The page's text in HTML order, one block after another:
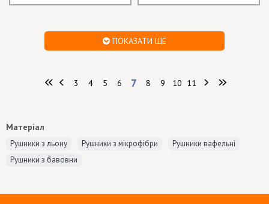
ПОКАЗАТИ ЩЕ
3 4 5 6 7 8 9 10 11
Матеріал
Рушники з льону Рушники з мікрофібри
Рушники вафельні
Рушники з бавовни